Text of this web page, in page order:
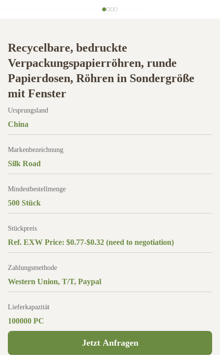
Recycelbare, bedruckte
Verpackungspapierröhren, runde
Papierdosen, Röhren in Sondergröße
mit Fenster
Ursprungsland
China
Markenbezeichnung
Silk Road
Mindestbestellmenge
500 Stück
Stückpreis
Ref. EXW Price: $0.77-$0.32 (need to negotiation)
Zahlungsmethode
Western Union, T/T, Paypal
Lieferkapazität
100000 PC
Jetzt Anfragen